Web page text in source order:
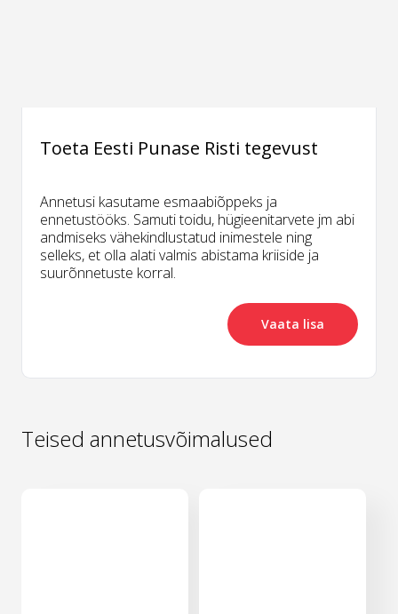
Toeta Eesti Punase Risti tegevust
Annetusi kasutame esmaabiõppeks ja
ennetustööks. Samuti toidu, hügieenitarvete jm abi
andmiseks vähekindlustatud inimestele ning
selleks, et olla alati valmis abistama kriiside ja
suurõnnetuste korral.
Vaata lisa
Teised annetusvõimalused